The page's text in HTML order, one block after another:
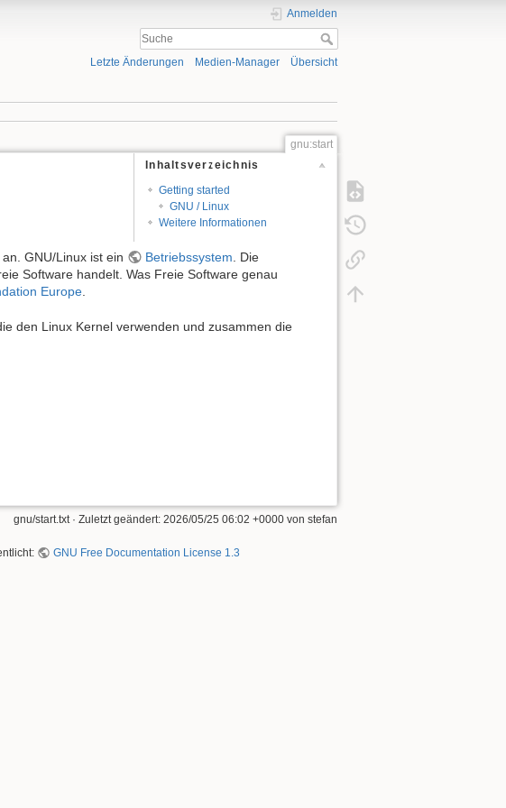
Anmelden
Letzte Änderungen Medien-Manager Übersicht
gnu:start
Inhaltsverzeichnis
Getting started
GNU / Linux
Weitere Informationen
GNU/Linux ist ein Betriebssystem . Die
Software handelt. Was Freie Software genau
Europe.
den Linux Kernel verwenden und zusammen die
gnu/start.txt· Zuletzt geändert: 2026/05/25 06:02 +0000 von stefan
GNU Free Documentation License 1.3